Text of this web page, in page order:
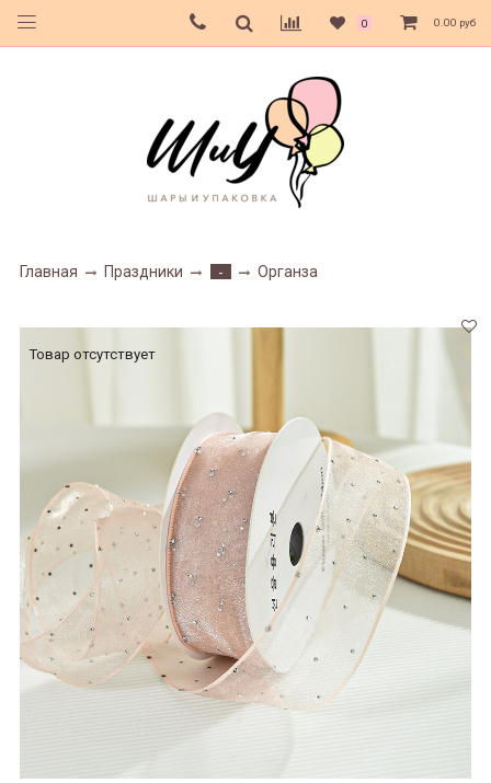
0 0.00 руб
Главная Праздники - Органза
Товар отсутствует